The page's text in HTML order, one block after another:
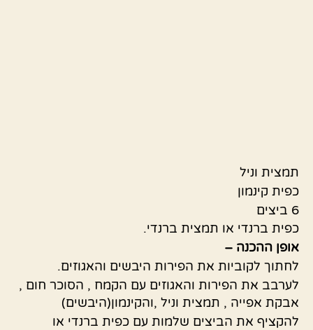
תמצית וניל
כפית קינמון
6 ביצים
כפית ברנדי או תמצית ברנדי.
אופן ההכנה –
לחתוך לקוביות את הפירות היבשים והאגוזים.
לערבב את הפירות והאגוזים עם הקמח , הסוכר חום ,
אבקת אפייה , תמצית וניל ,והקינמון(היבשים)
להקציף את הביצים שלמות עם כפית ברנדי או